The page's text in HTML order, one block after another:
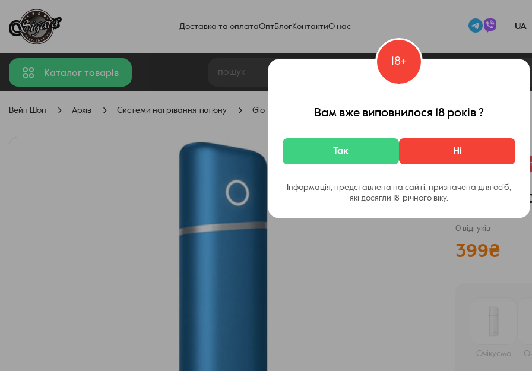
Доставка та оплатаОпт БлогКонтактиО нас UA
Каталог товарів
Вейп Шоп Архів Системи нагрівання тютюну Glo Glo Nano Blue
14154
Немає в
Glo
0 відгуків
399₴
Очікуємо
18+
Вам вже виповнилося 18 років ?
Так Ні
Інформація, представлена на сайті, призначена для осіб,
які досягли 18-річного віку.